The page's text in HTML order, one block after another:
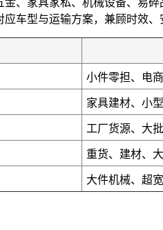
车型与运输方案，兼顾时效、
小件零担、电
家具建材、小
工厂货源、大
重货、建材、
大件机械、超